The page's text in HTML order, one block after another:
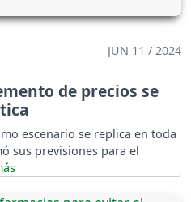
JUN 11 / 2024
de precios se
escenario se replica en toda
sus previsiones para el